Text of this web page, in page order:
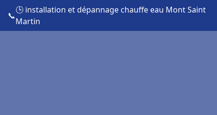
📞
🕒 installation et dépannage chauffe eau Mont Saint
Martin